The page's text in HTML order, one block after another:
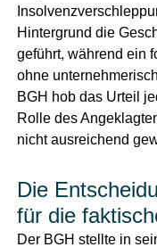
Hintergrund die
geführt, während ein
ohne
BGH hob das Urteil
Rolle des
nicht ausreichend
Die
für die
Der BGH stellte in